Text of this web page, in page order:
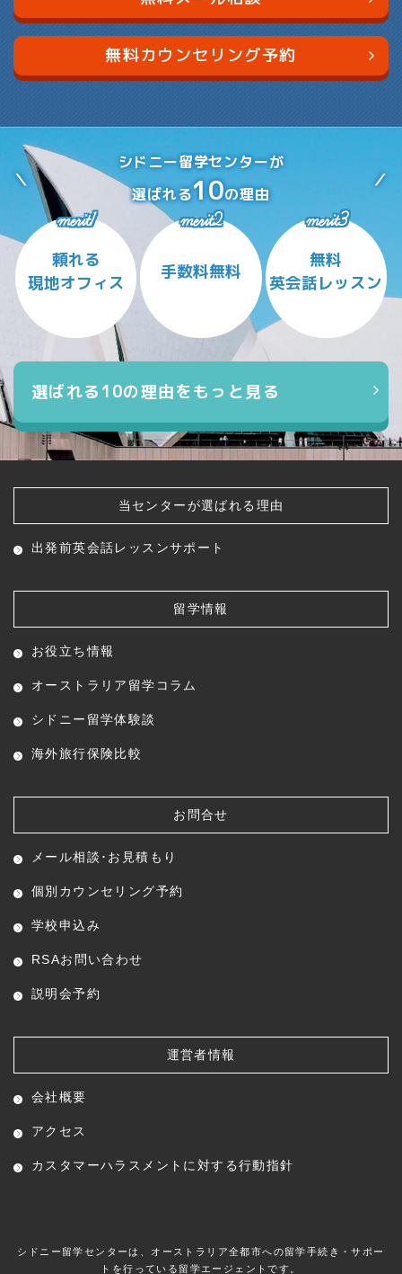
無料カウンセリング予約
シドニー留学センターが
選ばれる10の理由
merit1
頼れる
現地オフィス
merit2
手数料無料
merit3
無料
英会話レッスン
選ばれる10の理由をもっと見る
当センターが選ばれる理由
出発前英会話レッスンサポート
留学情報
お役立ち情報
オーストラリア留学コラム
シドニー留学体験談
海外旅行保険比較
お問合せ
メール相談･お見積もり
個別カウンセリング予約
学校申込み
RSAお問い合わせ
説明会予約
運営者情報
会社概要
アクセス
カスタマーハラスメントに対する行動指針
シドニー留学センターは、オーストラリア全都市への留学手続き・サポー
トを行っている留学エージェントです。